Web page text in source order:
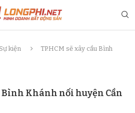
kiện
TP.HCM sẽ xây cầu Bình
Bình Khánh nối huyện Cần